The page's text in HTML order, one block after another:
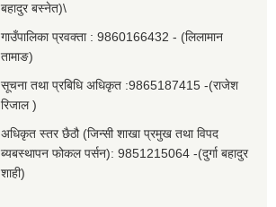
बहादुर बस्नेत)\
गाउँपालिका प्रवक्ता : 9860166432 - (लिलामान
तामाङ)
सूचना तथा प्रबिधि अधिकृत :9865187415 -(राजेश
रिजाल )
अधिकृत स्तर छैठौ (जिन्सी शाखा प्रमुख तथा विपद
ब्यबस्थापन फोकल पर्सन): 9851215064 -(दुर्गा बहादुर
शाही)